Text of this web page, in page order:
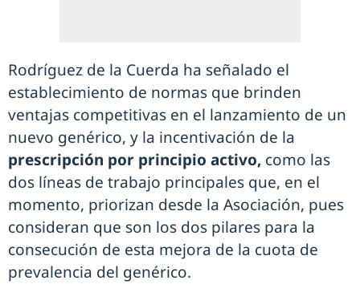
Rodríguez de la Cuerda ha señalado el
establecimiento de normas que brinden
ventajas competitivas en el lanzamiento de un
nuevo genérico, y la incentivación de la
prescripción por principio activo, como las
dos líneas de trabajo principales que, en el
momento, priorizan desde la Asociación, pues
consideran que son los dos pilares para la
consecución de esta mejora de la cuota de
prevalencia del genérico.